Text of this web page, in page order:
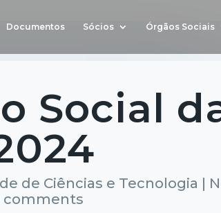
Documentos Sócios Órgãos Sociais
Social
de Ciências e Tecnologia |
comments